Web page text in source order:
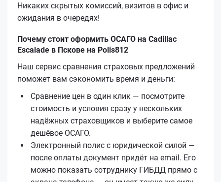
Никаких скрытых комиссий, визитов в офис и
ожидания в очередях!
Почему стоит оформить ОСАГО на Cadillac
Escalade в Пскове на Polis812
Наш сервис сравнения страховых предложений
поможет вам сэкономить время и деньги:
Сравнение цен в один клик — посмотрите
стоимость и условия сразу у нескольких
надёжных страховщиков и выберите самое
дешёвое ОСАГО.
Электронный полис с юридической силой —
после оплаты документ придёт на email. Его
можно показать сотруднику ГИБДД прямо с